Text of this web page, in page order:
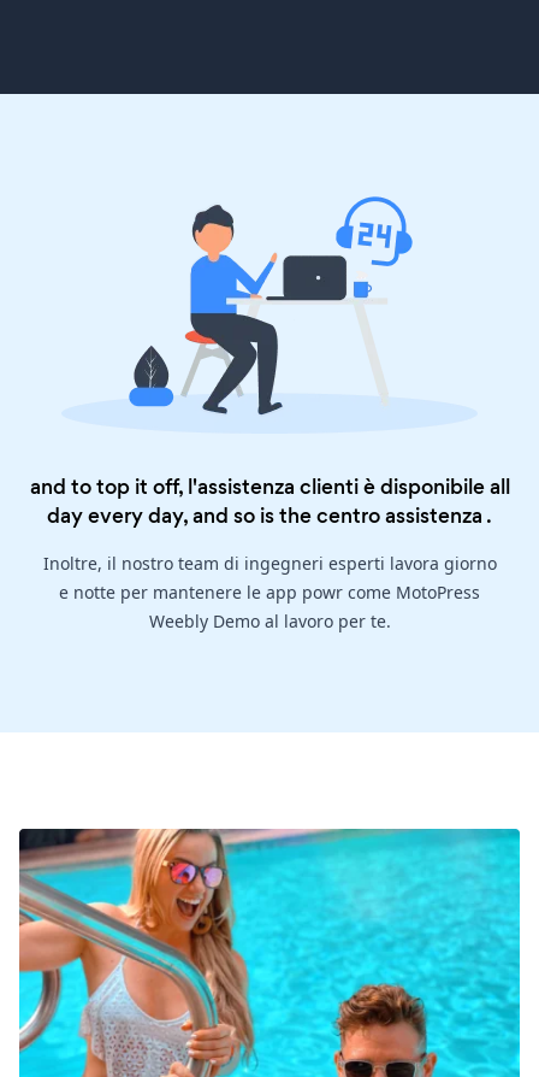
and to top it off, l'assistenza clienti è disponibile all
day every day, and so is thecentro assistenza .
Inoltre, il nostro team di ingegneri esperti lavora giorno
e notte per mantenere le app powr come MotoPress
Weebly Demo al lavoro per te.